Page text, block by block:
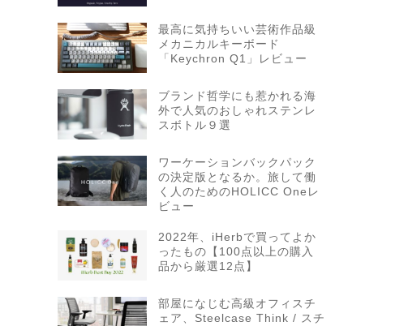
最高に気持ちいい芸術作品級
メカニカルキーボード
「Keychron Q1」レビュー
ブランド哲学にも惹かれる海
外で人気のおしゃれステンレ
スボトル９選
ワーケーションバックパック
の決定版となるか。旅して働
く人のためのHOLICC Oneレ
ビュー
2022年、iHerbで買ってよか
ったもの【100点以上の購入
品から厳選12点】
部屋になじむ高級オフィスチ
ェア、Steelcase Think / スチ